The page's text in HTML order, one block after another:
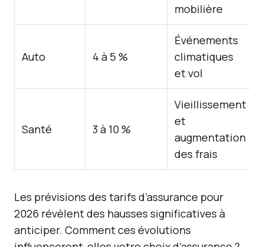
mobilière
Auto 4 à 5 %
Événements
climatiques
et vol
Santé 3 à 10 %
Vieillissement
et
augmentation
des frais
Les prévisions des tarifs d’assurance pour
2026 révèlent des hausses significatives à
anticiper. Comment ces évolutions